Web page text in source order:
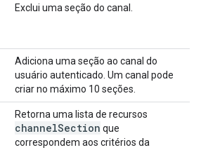
Exclui uma seção do canal.
Adiciona uma seção ao canal do
usuário autenticado. Um canal pode
criar no máximo 10 seções.
Retorna uma lista de recursos
channelSection que
correspondem aos critérios da